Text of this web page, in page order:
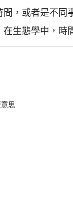
，或者是不
生態學中，時
思